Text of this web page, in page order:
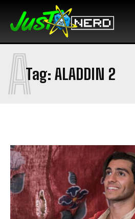
Tag: ALADDIN 2
A